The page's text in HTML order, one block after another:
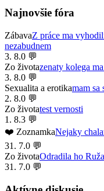
Najnovšie fóra
ZábavaZ práce ma
nezabudnem
3. 8.0 💬
Zo životazenaty kolega
3. 8.0 💬
Sexualita a erotikamam sa
2. 8.0 💬
Zo životatest vernosti
1. 8.3 💬
❤️ ZoznamkaNejaky
31. 7.0 💬
Zo životaOdradila ho
31. 7.0 💬